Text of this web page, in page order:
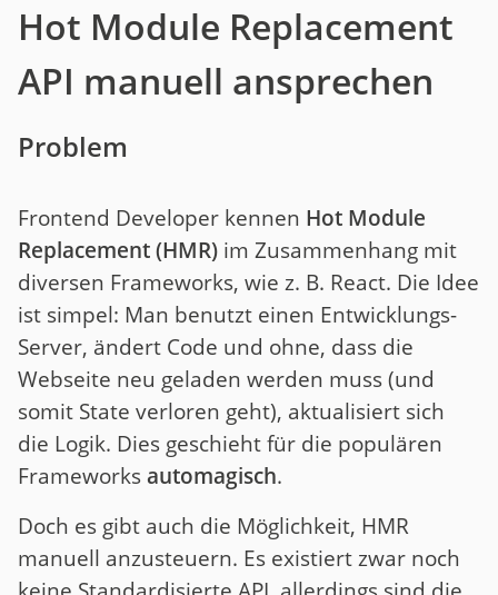
Hot Module Replacement
API manuell ansprechen
Problem
Frontend Developer kennen Hot Module
Replacement (HMR) im Zusammenhang mit
diversen Frameworks, wie z. B. React. Die Idee
ist simpel: Man benutzt einen Entwicklungs-
Server, ändert Code und ohne, dass die
Webseite neu geladen werden muss (und
somit State verloren geht), aktualisiert sich
die Logik. Dies geschieht für die populären
Frameworksautomagisch.
Doch es gibt auch die Möglichkeit, HMR
manuell anzusteuern. Es existiert zwar noch